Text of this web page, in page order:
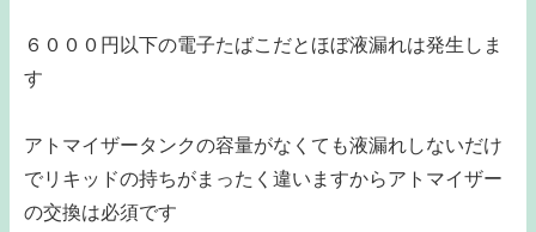
６０００円以下の電子たばこだとほぼ液漏れは発生しま
す
アトマイザータンクの容量がなくても液漏れしないだけ
でリキッドの持ちがまったく違いますからアトマイザー
の交換は必須です